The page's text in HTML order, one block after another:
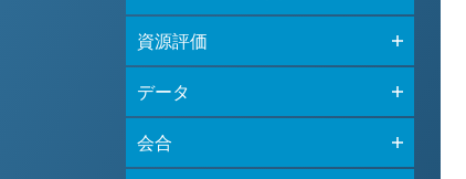
資源評価
データ
会合